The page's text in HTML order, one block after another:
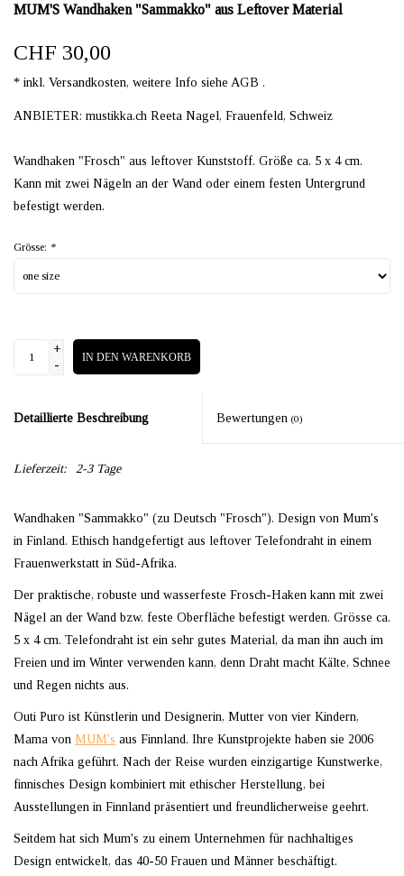
MUM'S Wandhaken "Sammakko" aus Leftover Material
CHF 30,00
* inkl. Versandkosten, weitere Info siehe AGB .
ANBIETER: mustikka.ch Reeta Nagel, Frauenfeld, Schweiz
Wandhaken "Frosch" aus leftover Kunststoff. Größe ca. 5 x 4 cm.
Kann mit zwei Nägeln an der Wand oder einem festen Untergrund
befestigt werden.
Grösse: *
+
-
IN DEN WARENKORB
Detaillierte Beschreibung Bewertungen (0)
Lieferzeit: 2-3 Tage
Wandhaken "Sammakko" (zu Deutsch "Frosch"). Design von Mum's
in Finland. Ethisch handgefertigt aus leftover Telefondraht in einem
Frauenwerkstatt in Süd-Afrika.
Der praktische, robuste und wasserfeste Frosch-Haken kann mit zwei
Nägel an der Wand bzw. feste Oberfläche befestigt werden. Grösse ca.
5 x 4 cm. Telefondraht ist ein sehr gutes Material, da man ihn auch im
Freien und im Winter verwenden kann, denn Draht macht Kälte, Schnee
und Regen nichts aus.
Outi Puro ist Künstlerin und Designerin, Mutter von vier Kindern,
Mama von MUM's aus Finnland. Ihre Kunstprojekte haben sie 2006
nach Afrika geführt. Nach der Reise wurden einzigartige Kunstwerke,
finnisches Design kombiniert mit ethischer Herstellung, bei
Ausstellungen in Finnland präsentiert und freundlicherweise geehrt.
Seitdem hat sich Mum's zu einem Unternehmen für nachhaltiges
Design entwickelt, das 40-50 Frauen und Männer beschäftigt.